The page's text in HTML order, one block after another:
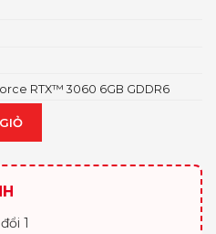
RTX™ 3060 6GB GDDR6
1